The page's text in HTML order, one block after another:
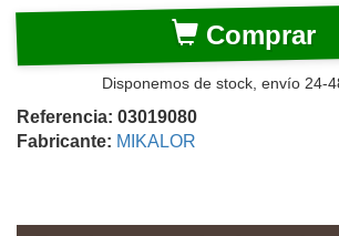
Comprar
Disponemos de stock, envío 24-
Referencia: 03019080
Fabricante: MIKALOR